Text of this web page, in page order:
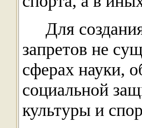
Для
запретов не
сферах науки,
социальной
культуры и